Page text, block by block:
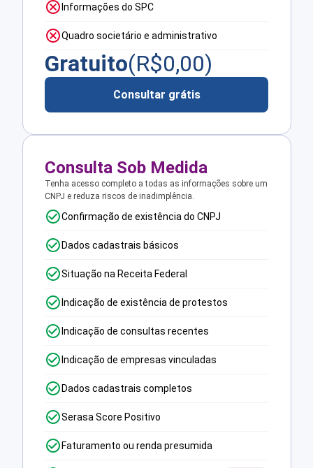
Informações do SPC
Quadro societário e administrativo
Gratuito(R$0,00)
Consultar grátis
Consulta Sob Medida
Tenha acesso completo a todas as informações sobre um
CNPJ e reduza riscos de inadimplência.
Confirmação de existência do CNPJ
Dados cadastrais básicos
Situação na Receita Federal
Indicação de existência de protestos
Indicação de consultas recentes
Indicação de empresas vinculadas
Dados cadastrais completos
Serasa Score Positivo
Faturamento ou renda presumida